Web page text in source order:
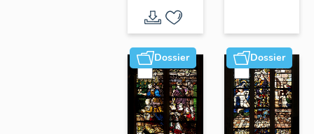
douleur,
avec la
donatrice
Antoinette
de la
Marck et
ses filles
Dossier Dossier